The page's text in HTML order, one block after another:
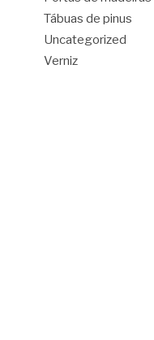
Tábuas de pinus
Uncategorized
Verniz